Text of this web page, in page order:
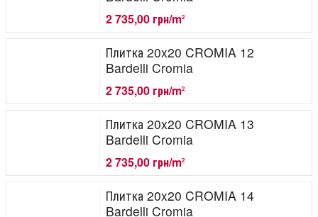
2 735,00 грн/m2
Плитка 20x20 CROMIA 12
Bardelli Cromia
2 735,00 грн/m2
Плитка 20x20 CROMIA 13
Bardelli Cromia
2 735,00 грн/m2
Плитка 20x20 CROMIA 14
Bardelli Cromia